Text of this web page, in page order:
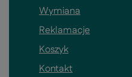
Wymiana
Reklamacje
Koszyk
Kontakt